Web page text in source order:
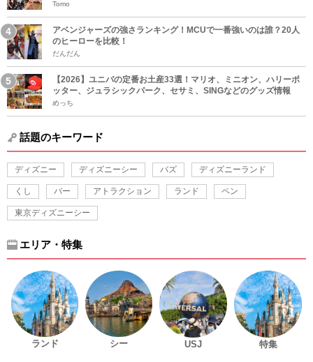
Tomo
アベンジャーズの強さランキング！MCUで一番強いのは誰？20人
のヒーローを比較！
だんだん
【2026】ユニバの定番お土産33選！マリオ、ミニオン、ハリーポ
ッター、ジュラシックパーク、セサミ、SINGなどのグッズ情報
めっち
話題のキーワード
ディズニー ディズニーシー バズ ディズニーランド
くし バー アトラクション ランド ペン
東京ディズニーシー
エリア・特集
ランド シー USJ 特集